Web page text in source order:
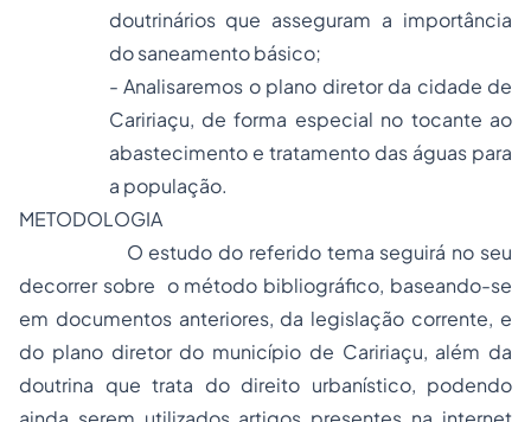
doutrinários que asseguram a importância
do saneamento básico;
- Analisaremos o plano diretor da cidade de
Caririaçu, de forma especial no tocante ao
abastecimento e tratamento das águas para
a população.
METODOLOGIA
O estudo do referido tema seguirá no seu
decorrer sobre o método bibliográfico, baseando-se
em documentos anteriores, da legislação corrente, e
do plano diretor do município de Caririaçu, além da
doutrina que trata do direito urbanístico, podendo